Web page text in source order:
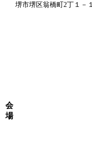
会
場
堺市堺区翁橋町2丁１－１